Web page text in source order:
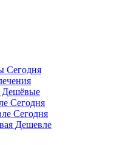
Сегодня
Дешёвые
Сегодня
Сегодня
Дешевле